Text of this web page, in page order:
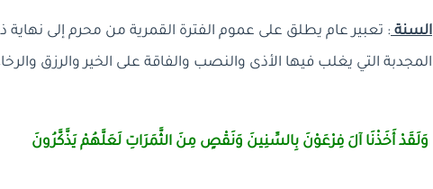
السنة: تعبير عام يطلق على عموم الفترة القمرية من محرم إلى نهاية
المجدبة التي يغلب فيها الأذى والنصب والفاقة على الخير والرزق
وَلَقَدْ أَخَذْنَا آلَ فِرْعَوْنَ بِالسِّنِينَ وَنَقْصٍ مِنَ الثَّمَرَاتِ لَعَلَّهُمْ يَذَّكَّرُونَ